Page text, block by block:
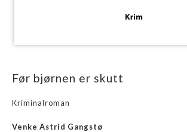
Før bjørnen er skutt
Kriminalroman
Venke Astrid Gangstø